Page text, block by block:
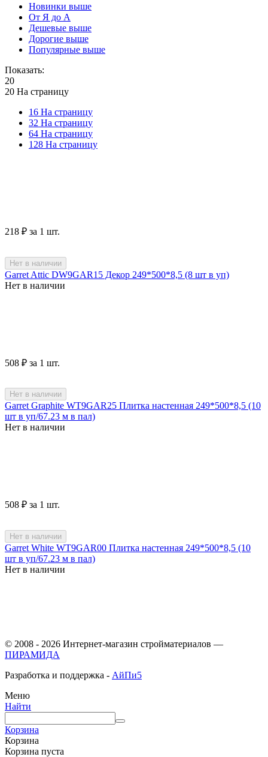
Новинки выше
От Я до А
Дешевые выше
Дорогие выше
Популярные выше
Показать:
20
20 На страницу
16 На страницу
32 На страницу
64 На страницу
128 На страницу
‍218‍ ₽ за 1 шт.
Нет в наличии
Garret Attic DW9GAR15 Декор 249*500*8,5 (8 шт в уп)
Нет в наличии
‍508‍ ₽ за 1 шт.
Нет в наличии
Garret Graphite WT9GAR25 Плитка настенная 249*500*8,5 (10
шт в уп/67.23 м в пал)
Нет в наличии
‍508‍ ₽ за 1 шт.
Нет в наличии
Garret White WT9GAR00 Плитка настенная 249*500*8,5 (10
шт в уп/67.23 м в пал)
Нет в наличии
© 2008 - 2026 Интернет-магазин стройматериалов —
ПИРАМИДА
Разработка и поддержка - АйПи5
Меню
Найти
Корзина
Корзина
Корзина пуста